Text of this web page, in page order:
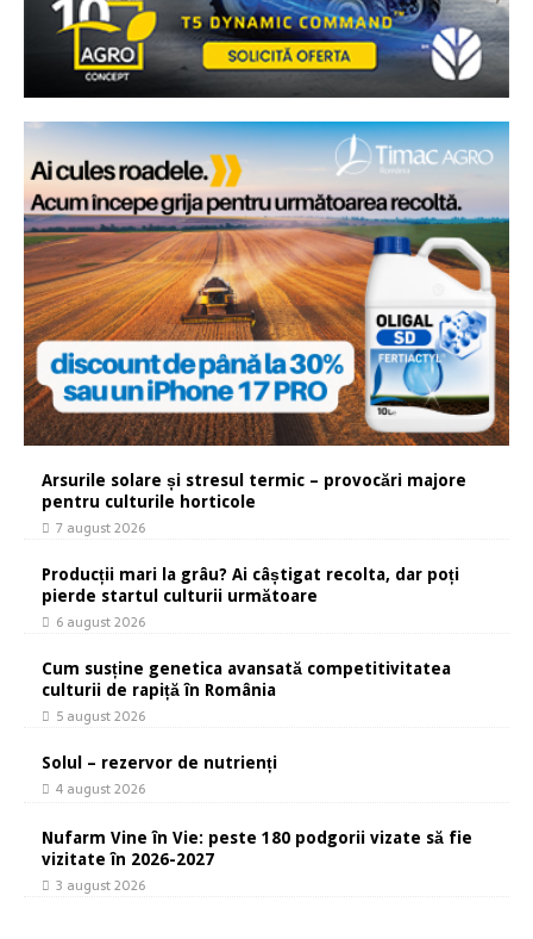
Arsurile solare și stresul termic – provocări majore
pentru culturile horticole
7 august 2026
Producții mari la grâu? Ai câștigat recolta, dar poți
pierde startul culturii următoare
6 august 2026
Cum susține genetica avansată competitivitatea
culturii de rapiță în România
5 august 2026
Solul – rezervor de nutrienți
4 august 2026
Nufarm Vine în Vie: peste 180 podgorii vizate să fie
vizitate în 2026-2027
3 august 2026